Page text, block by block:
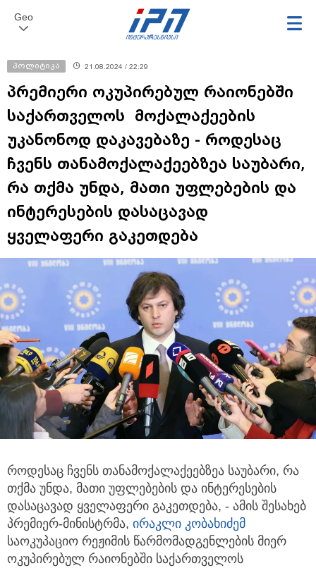
Geo
პოლიტიკა 21.08.2024 / 22:29
პრემიერი ოკუპირებულ რაიონებში
საქართველოს მოქალაქეების
უკანონოდ დაკავებაზე - როდესაც
ჩვენს თანამოქალაქეებზეა საუბარი,
რა თქმა უნდა, მათი უფლებების და
ინტერესების დასაცავად
ყველაფერი გაკეთდება
როდესაც ჩვენს თანამოქალაქეებზეა საუბარი, რა
თქმა უნდა, მათი უფლებების და ინტერესების
დასაცავად ყველაფერი გაკეთდება, - ამის შესახებ
პრემიერ-მინისტრმა, ირაკლი კობახიძემ
საოკუპაციო რეჟიმის წარმომადგენლების მიერ
ოკუპირებულ რაიონებში საქართველოს